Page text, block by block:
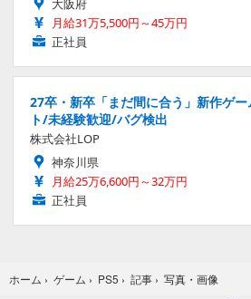
大阪府
月給31万5,500円～45万円
正社員
27卒・新卒「まだ間に合う」新作ゲ
ト/未経験歓迎/バグ検出
株式会社LOP
神奈川県
月給25万6,600円～32万円
正社員
ホーム › ゲーム › PS5 › 記事 › 写真・画像